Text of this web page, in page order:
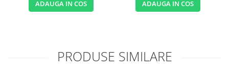
ADAUGA IN COS ADAUGA IN COS
PRODUSE SIMILARE